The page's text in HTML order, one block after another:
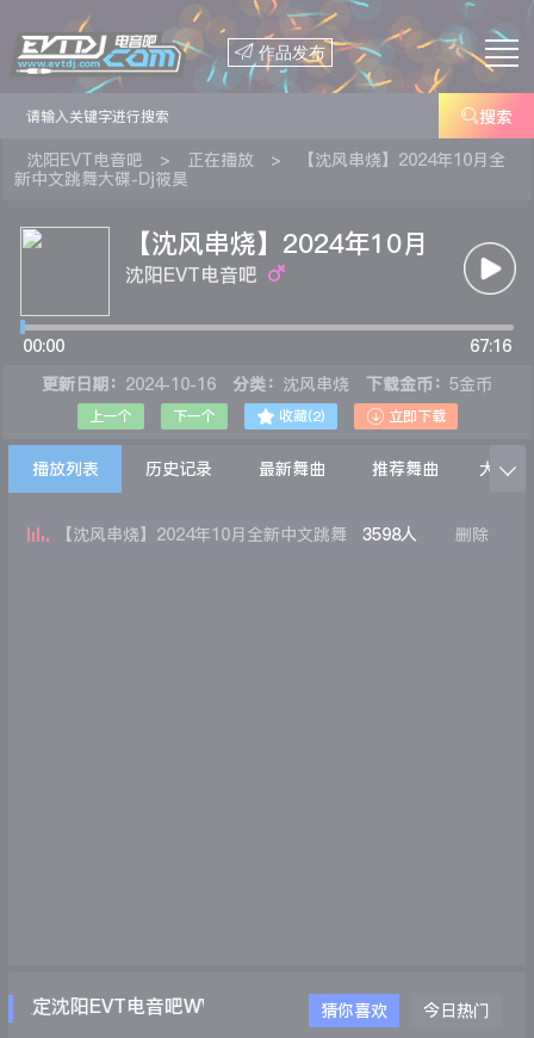
 作品发布
搜索
沈阳EVT电音吧 > 正在播放 >
【沈风串烧】2024年10月全
新中文跳舞大碟-Dj筱昊
【沈风串烧】2024年10月
全新中文跳舞大碟-Dj筱昊
沈阳EVT电音吧
00:00
67:16
更新日期： 2024-10-16 分类： 沈风串烧 下载金币： 5金币
上一个 下一个  收藏(2)  立即下载
播放列表 历史记录 最新舞曲 推荐舞曲 大家在

【沈风串烧】2024年10月全新中文跳舞 3598人 删除
锁定沈阳EVT电音吧WWW.EVTDJ.COM猜你喜欢 今日热门